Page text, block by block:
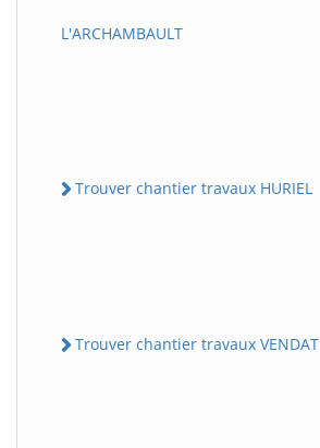
L'ARCHAMBAULT
Trouver chantier travaux HURIEL
Trouver chantier travaux VENDAT